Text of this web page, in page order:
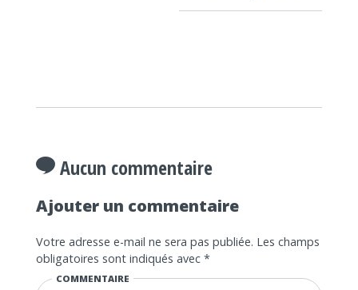
Aucun commentaire
Ajouter un commentaire
Votre adresse e-mail ne sera pas publiée. Les champs
obligatoires sont indiqués avec *
COMMENTAIRE